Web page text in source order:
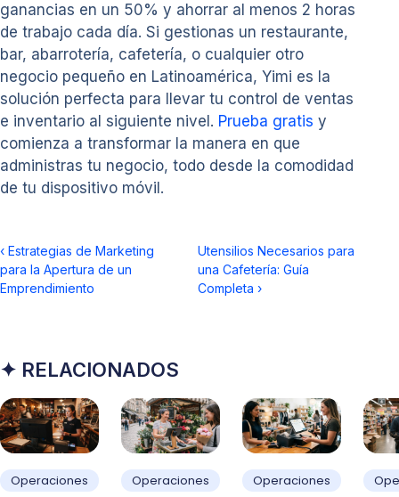
ganancias en un 50% y ahorrar al menos 2 horas
de trabajo cada día. Si gestionas un restaurante,
bar, abarrotería, cafetería, o cualquier otro
negocio pequeño en Latinoamérica, Yimi es la
solución perfecta para llevar tu control de ventas
e inventario al siguiente nivel. Prueba gratis y
comienza a transformar la manera en que
administras tu negocio, todo desde la comodidad
de tu dispositivo móvil.
‹ Estrategias de Marketing
para la Apertura de un
Emprendimiento
Utensilios Necesarios para
una Cafetería: Guía
Completa ›
✦ RELACIONADOS
Operaciones Operaciones Operaciones